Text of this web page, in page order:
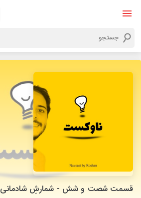
قسمت شصت و شش - شمارشِ شادمانی